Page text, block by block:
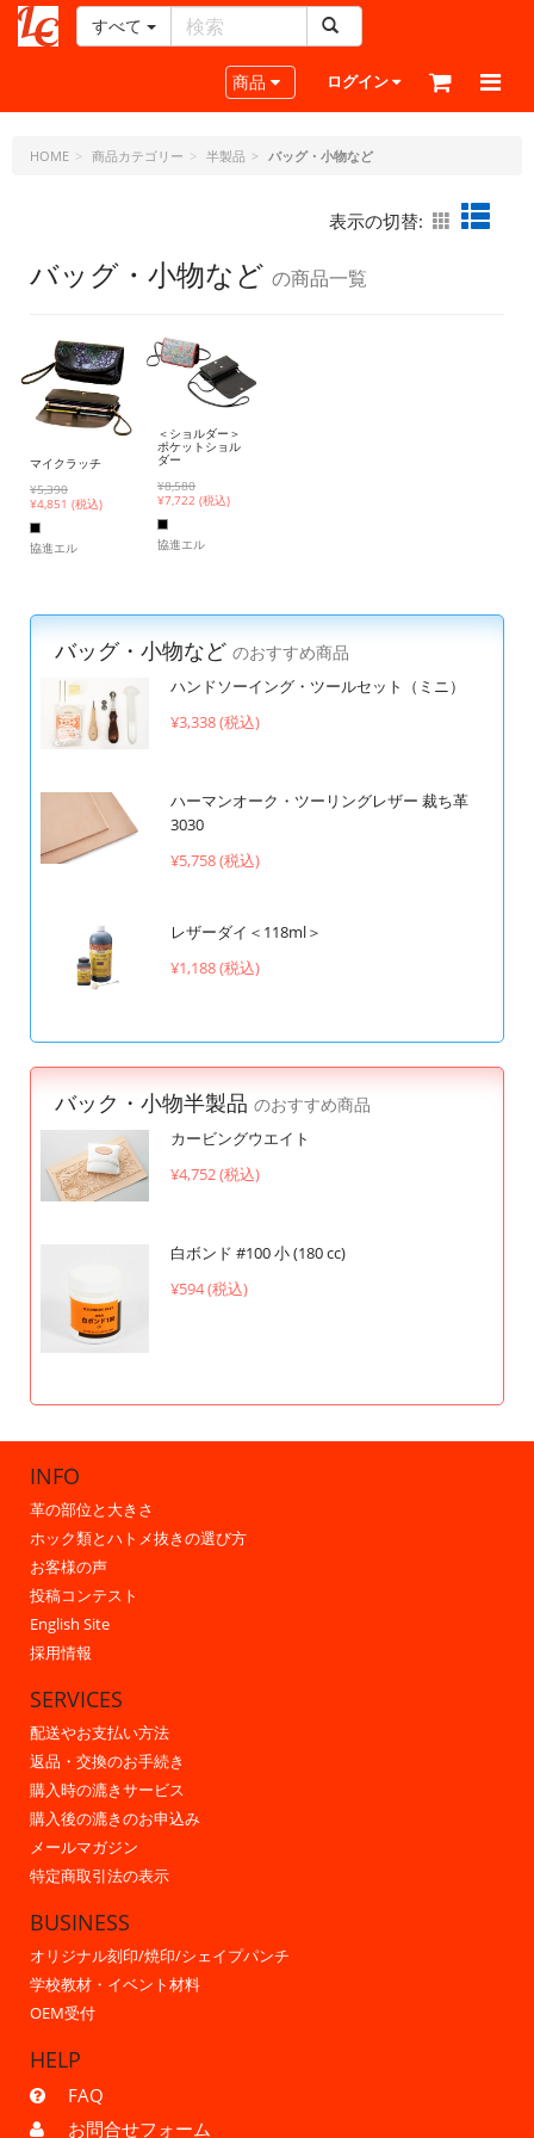
ー
ラ
ト・
ピ
ー
すべて
Toggle navigation
商品 ログイン
HOME 商品カテゴリー 半製品 バッグ・小物など
表示の切替:
バッグ・小物など の商品一覧
マイクラッチ
¥5,390
¥4,851 (税込)
協進エル
＜ショルダー＞
ポケットショル
ダー
¥8,580
¥7,722 (税込)
協進エル
バッグ・小物など のおすすめ商品
ハンドソーイング・ツールセット（ミニ）
¥3,338 (税込)
ハーマンオーク・ツーリングレザー 裁ち革
3030
¥5,758 (税込)
レザーダイ＜118ml＞
¥1,188 (税込)
バック・小物半製品 のおすすめ商品
カービングウエイト
¥4,752 (税込)
白ボンド #100 小 (180 cc)
¥594 (税込)
INFO
革の部位と大きさ
ホック類とハトメ抜きの選び方
お客様の声
投稿コンテスト
English Site
採用情報
SERVICES
配送やお支払い方法
返品・交換のお手続き
購入時の漉きサービス
購入後の漉きのお申込み
メールマガジン
特定商取引法の表示
BUSINESS
オリジナル刻印/焼印/シェイプパンチ
学校教材・イベント材料
OEM受付
HELP
FAQ
お問合せフォーム